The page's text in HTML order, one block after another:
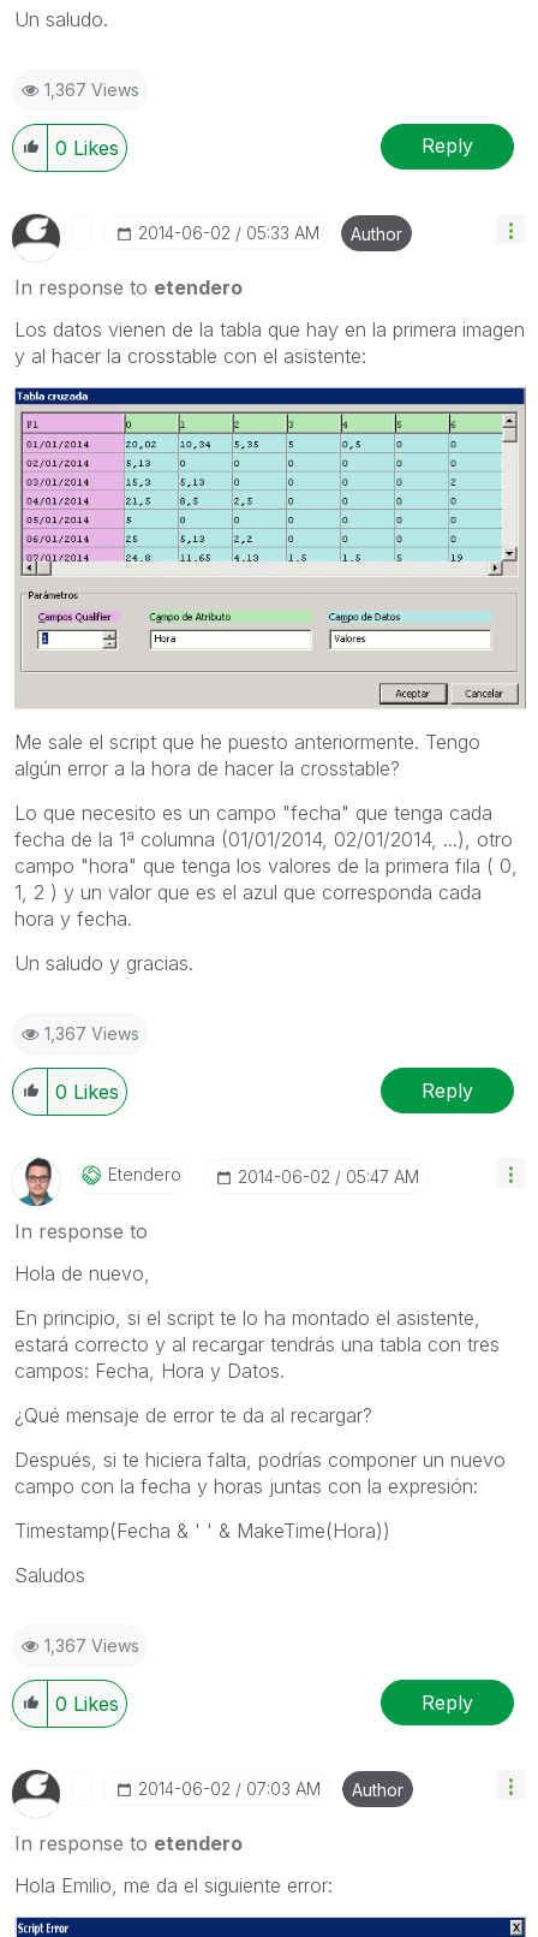
Un saludo.
1,367 Views
0 Likes Reply
‎2014-06-02 05:33 AM Author
In response to etendero
Los datos vienen de la tabla que hay en la primera imagen
y al hacer la crosstable con el asistente:
Me sale el script que he puesto anteriormente. Tengo
algún error a la hora de hacer la crosstable?
Lo que necesito es un campo "fecha" que tenga cada
fecha de la 1ª columna (01/01/2014, 02/01/2014, ...), otro
campo "hora" que tenga los valores de la primera fila ( 0,
1, 2 ) y un valor que es el azul que corresponda cada
hora y fecha.
Un saludo y gracias.
1,367 Views
0 Likes Reply
Etendero ‎2014-06-02 05:47 AM
In response to
Hola de nuevo,
En principio, si el script te lo ha montado el asistente,
estará correcto y al recargar tendrás una tabla con tres
campos: Fecha, Hora y Datos.
¿Qué mensaje de error te da al recargar?
Después, si te hiciera falta, podrías componer un nuevo
campo con la fecha y horas juntas con la expresión:
Timestamp(Fecha & ' ' & MakeTime(Hora))
Saludos
1,367 Views
0 Likes Reply
‎2014-06-02 07:03 AM Author
In response to etendero
Hola Emilio, me da el siguiente error: